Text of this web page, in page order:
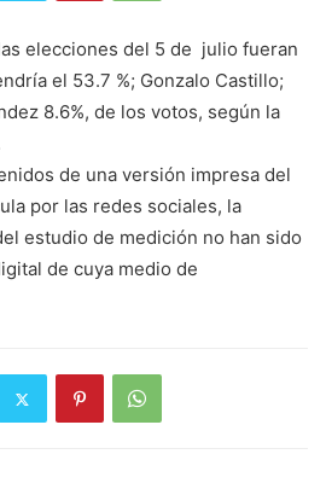
elecciones del 5 de julio fueran
el 53.7 %; Gonzalo Castillo;
8.6%, de los votos, según la
de una versión impresa del
por las redes sociales, la
estudio de medición no han sido
de cuya medio de